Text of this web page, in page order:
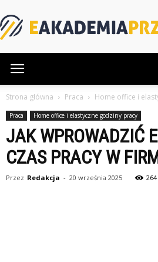
Strona główna Praca Home office i
Praca Home office i elastyczne godziny pracy
JAK WPROWADZIĆ
CZAS PRACY W
Przez Redakcja - 20 września 2025 264